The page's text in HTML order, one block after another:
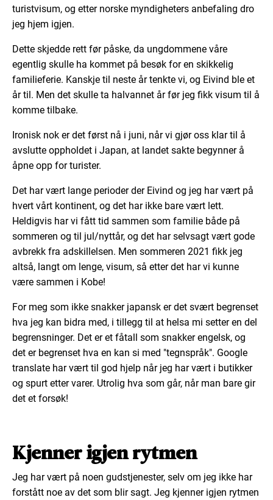
turistvisum, og etter norske myndigheters anbefaling dro
jeg hjem igjen.
Dette skjedde rett før påske, da ungdommene våre
egentlig skulle ha kommet på besøk for en skikkelig
familieferie. Kanskje til neste år tenkte vi, og Eivind ble et
år til. Men det skulle ta halvannet år før jeg fikk visum til å
komme tilbake.
Ironisk nok er det først nå i juni, når vi gjør oss klar til å
avslutte oppholdet i Japan, at landet sakte begynner å
åpne opp for turister.
Det har vært lange perioder der Eivind og jeg har vært på
hvert vårt kontinent, og det har ikke bare vært lett.
Heldigvis har vi fått tid sammen som familie både på
sommeren og til jul/nyttår, og det har selvsagt vært gode
avbrekk fra adskillelsen. Men sommeren 2021 fikk jeg
altså, langt om lenge, visum, så etter det har vi kunne
være sammen i Kobe!
For meg som ikke snakker japansk er det svært begrenset
hva jeg kan bidra med, i tillegg til at helsa mi setter en del
begrensninger. Det er et fåtall som snakker engelsk, og
det er begrenset hva en kan si med "tegnspråk". Google
translate har vært til god hjelp når jeg har vært i butikker
og spurt etter varer. Utrolig hva som går, når man bare gir
det et forsøk!
Kjenner igjen rytmen
Jeg har vært på noen gudstjenester, selv om jeg ikke har
forstått noe av det som blir sagt. Jeg kjenner igjen rytmen